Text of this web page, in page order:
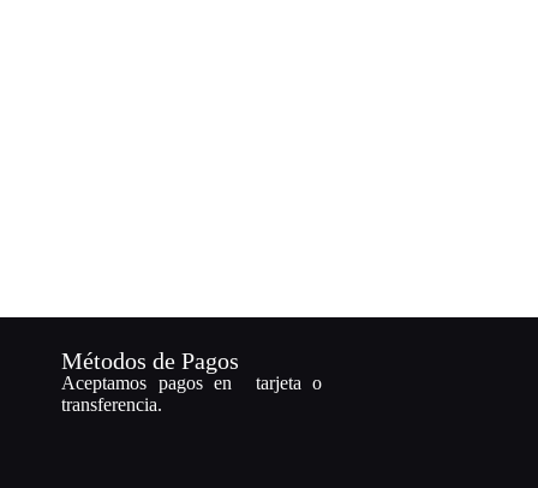
Métodos de Pagos
Aceptamos pagos en tarjeta o
transferencia.